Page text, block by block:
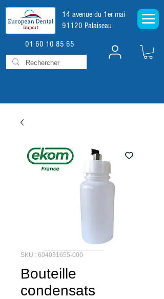
14 avenue du 1er mai
91120 Palaiseau
01 60 10 85 65
SKU : 604031655-000
Bouteille
condensats